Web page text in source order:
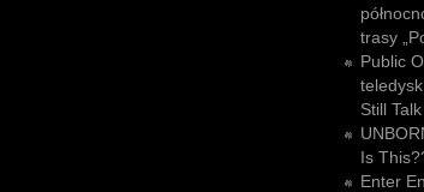
trasy
Public
Still Talk
Is
Enter